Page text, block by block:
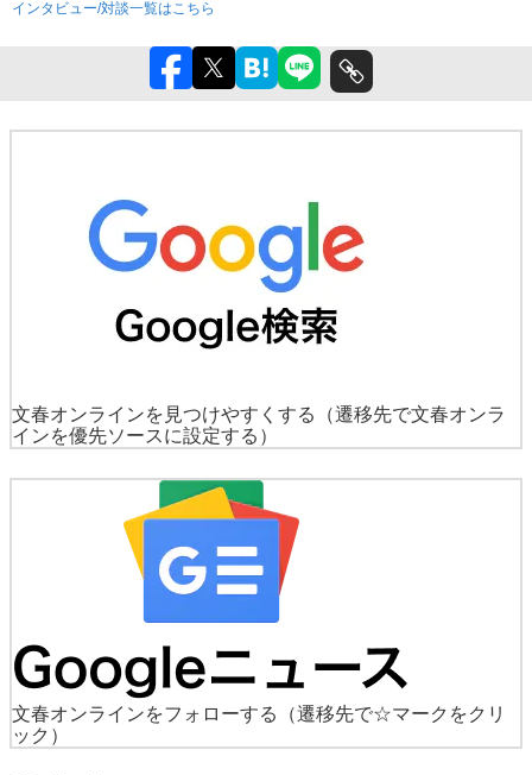
インタビュー/対談一覧はこちら
文春オンラインを見つけやすくする
（遷移先で文春オンラ
インを優先ソースに設定する）
文春オンラインをフォローする
（遷移先で☆マークをクリ
ック）